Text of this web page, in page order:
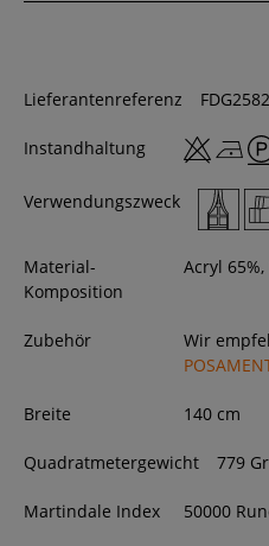
Lieferantenreferenz
Instandhaltung
Verwendungszweck
Material-
Komposition
Acryl
Zubehör
Wir
Breite 140 cm
Quadratmetergewicht 779
Martindale Index 50000